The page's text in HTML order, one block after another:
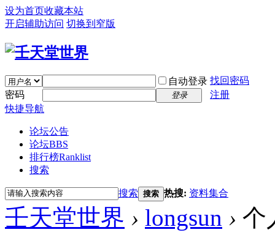
设为首页收藏本站
开启辅助访问 切换到窄版
自动登录 找回密码
密码
登录
注册
快捷导航
论坛公告
论坛BBS
排行榜Ranklist
搜索
搜索 搜索 热搜: 资料集合
壬天堂世界 › longsun › 个